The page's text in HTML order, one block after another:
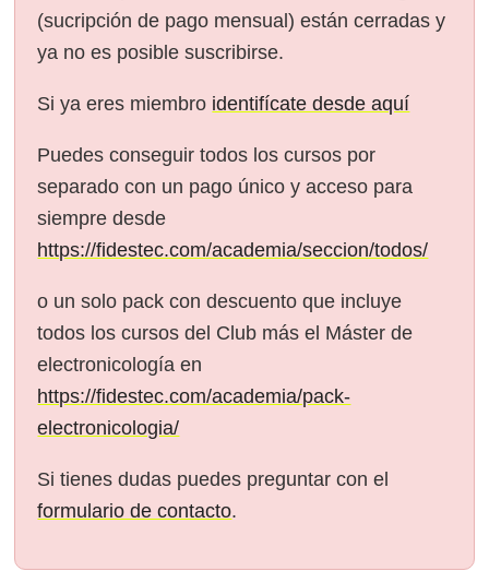
(sucripción de pago mensual) están cerradas y
ya no es posible suscribirse.
Si ya eres miembro identifícate desde aquí
Puedes conseguir todos los cursos por
separado con un pago único y acceso para
siempre desde
https://fidestec.com/academia/seccion/todos/
o un solo pack con descuento que incluye
todos los cursos del Club más el Máster de
electronicología en
https://fidestec.com/academia/pack-
electronicologia/
Si tienes dudas puedes preguntar con el
formulario de contacto.